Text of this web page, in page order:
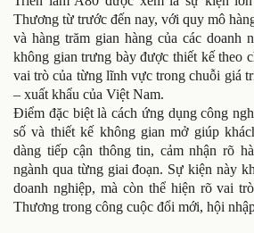
Thương từ trước đến nay, với quy mô
và hàng trăm gian hàng của các doanh
không gian trưng bày được thiết kế theo
vai trò của từng lĩnh vực trong chuỗi giá
– xuất khẩu của Việt Nam.
Điểm đặc biệt là cách ứng dụng công
số và thiết kế không gian mở giúp
dàng tiếp cận thông tin, cảm nhận rõ
ngành qua từng giai đoạn. Sự kiện này
doanh nghiệp, mà còn thể hiện rõ vai
Thương trong công cuộc đổi mới, hội